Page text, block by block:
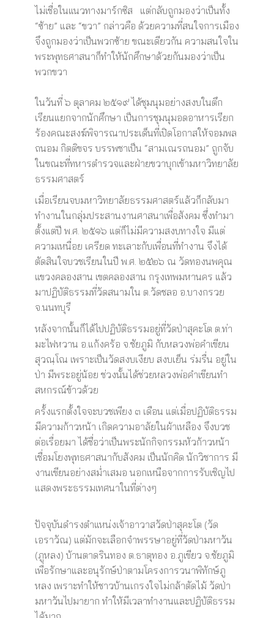
ไม่เชื่อในแนวทางมาร์กซิส แต่กลับถูกมองว่าเป็นทั้ง
“ซ้าย” และ “ขวา” กล่าวคือ ด้วยความที่สนใจการเมือง
จึงถูกมองว่าเป็นพวกซ้าย ขณะเดียวกัน ความสนใจใน
พระพุทธศาสนาก็ทำให้นักศึกษาด้วยกันมองว่าเป็น
พวกขวา
ในวันที่ ๖ ตุลาคม ๒๕๑๙ ได้ชุมนุมอย่างสงบในตึก
เรียนแยกจากนักศึกษา เป็นการชุมนุมอดอาหารเรียก
ร้องคณะสงฆ์พิจารณาประเด็นที่เปิดโอกาสให้จอมพล
ถนอม กิตติขจร บรรพชาเป็น “สามเณรถนอม” ถูกจับ
ในขณะที่ทหารตำรวจและฝ่ายขวาบุกเข้ามหาวิทยาลัย
ธรรมศาสตร์
เมื่อเรียนจบมหาวิทยาลัยธรรมศาสตร์แล้วก็กลับมา
ทำงานในกลุ่มประสานงานศาสนาเพื่อสังคม ซึ่งทำมา
ตั้งแต่ปี พ.ศ. ๒๕๑๖ แต่ก็ไม่มีความสงบทางใจ มีแต่
ความเหนื่อย เครียด ทะเลาะกับเพื่อนที่ทำงาน จึงได้
ตัดสินใจบวชเรียนในปี พ.ศ. ๒๕๒๖ ณ วัดทองนพคุณ
แขวงคลองสาน เขตคลองสาน กรุงเทพมหานคร แล้ว
มาปฏิบัติธรรมที่วัดสนามใน ต.วัดชลอ อ.บางกรวย
จ.นนทบุรี
หลังจากนั้นก็ได้ไปปฏิบัติธรรมอยู่ที่วัดป่าสุคะโต ต.ท่า
มะไฟหวาน อ.แก้งคร้อ จ.ชัยภูมิ กับหลวงพ่อคำเขียน
สุวณฺโณ เพราะเป็นวัดสงบเงียบ สงบเย็น ร่มรื่น อยู่ใน
ป่า มีพระอยู่น้อย ช่วงนั้นได้ช่วยหลวงพ่อคำเขียนทำ
สหกรณ์ข้าวด้วย
ครั้งแรกตั้งใจจะบวชเพียง ๓ เดือน แต่เมื่อปฏิบัติธรรม
มีความก้าวหน้า เกิดความอาลัยในผ้าเหลือง จึงบวช
ต่อเรื่อยมา ได้ชื่อว่าเป็นพระนักกิจกรรมหัวก้าวหน้า
เชื่อมโยงพุทธศาสนากับสังคม เป็นนักคิด นักวิชาการ มี
งานเขียนอย่างสม่ำเสมอ นอกเหนือจากการรับเชิญไป
แสดงพระธรรมเทศนาในที่ต่างๆ
ปัจจุบันดำรงตำแหน่งเจ้าอาวาสวัดป่าสุคะโต (วัด
เอราวัณ) แต่มักจะเลือกจำพรรษาอยู่ที่วัดป่ามหาวัน
(ภูหลง) บ้านตาดรินทอง ต.ธาตุทอง อ.ภูเขียว จ.ชัยภูมิ
เพื่อรักษาและอนุรักษ์ป่าตามโครงการวนาพิทักษ์ภู
หลง เพราะทำให้ชาวบ้านเกรงใจไม่กล้าตัดไม้ วัดป่า
มหาวันไปมายาก ทำให้มีเวลาทำงานและปฏิบัติธรรม